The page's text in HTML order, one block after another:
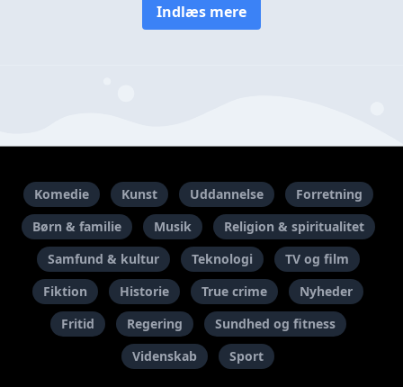
Indlæs mere
Komedie Kunst Uddannelse
Forretning
Børn & familie
Musik
Religion & spiritualitet
Samfund & kultur
Teknologi
TV og film
Fiktion
Historie True crime
Nyheder
Fritid
Regering
Sundhed og fitness
Videnskab
Sport